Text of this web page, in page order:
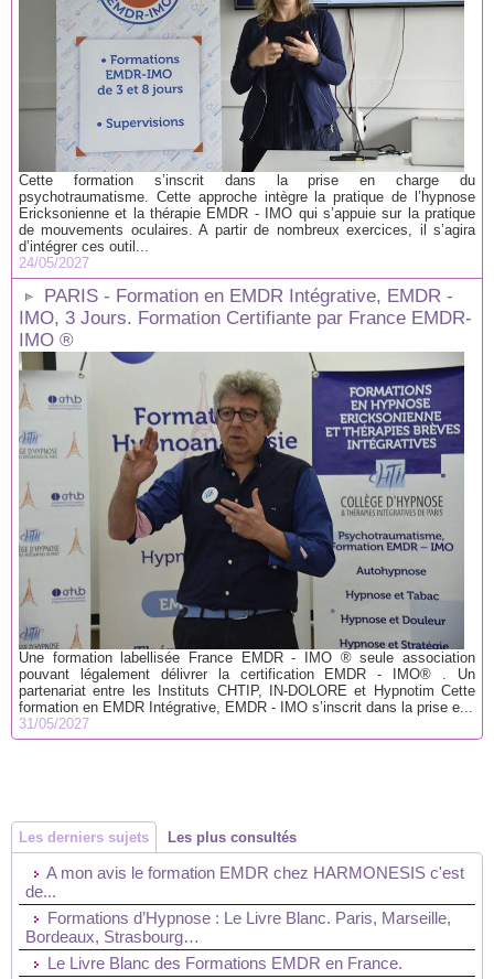
Cette formation s’inscrit dans la prise en charge du
psychotraumatisme. Cette approche intègre la pratique de l’hypnose
Ericksonienne et la thérapie EMDR - IMO qui s’appuie sur la pratique
de mouvements oculaires. A partir de nombreux exercices, il s’agira
d’intégrer ces outil...
24/05/2027
PARIS - Formation en EMDR Intégrative, EMDR -
IMO, 3 Jours. Formation Certifiante par France EMDR-
IMO ®
Une formation labellisée France EMDR - IMO ® seule association
pouvant légalement délivrer la certification EMDR - IMO® . Un
partenariat entre les Instituts CHTIP, IN-DOLORE et Hypnotim Cette
formation en EMDR Intégrative, EMDR - IMO s’inscrit dans la prise e...
31/05/2027
Les derniers sujets Les plus consultés
A mon avis le formation EMDR chez HARMONESIS c'est
de...
Formations d’Hypnose : Le Livre Blanc. Paris, Marseille,
Bordeaux, Strasbourg…
Le Livre Blanc des Formations EMDR en France.